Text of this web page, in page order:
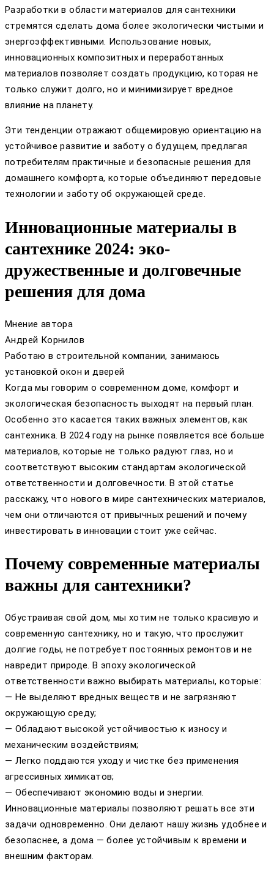
Разработки в области материалов для сантехники
стремятся сделать дома более экологически чистыми и
энергоэффективными. Использование новых,
инновационных композитных и переработанных
материалов позволяет создать продукцию, которая не
только служит долго, но и минимизирует вредное
влияние на планету.
Эти тенденции отражают общемировую ориентацию на
устойчивое развитие и заботу о будущем, предлагая
потребителям практичные и безопасные решения для
домашнего комфорта, которые объединяют передовые
технологии и заботу об окружающей среде.
Инновационные материалы в
сантехнике 2024: эко-
дружественные и долговечные
решения для дома
Мнение автора
Андрей Корнилов
Работаю в строительной компании, занимаюсь
установкой окон и дверей
Когда мы говорим о современном доме, комфорт и
экологическая безопасность выходят на первый план.
Особенно это касается таких важных элементов, как
сантехника. В 2024 году на рынке появляется всё больше
материалов, которые не только радуют глаз, но и
соответствуют высоким стандартам экологической
ответственности и долговечности. В этой статье
расскажу, что нового в мире сантехнических материалов,
чем они отличаются от привычных решений и почему
инвестировать в инновации стоит уже сейчас.
Почему современные материалы
важны для сантехники?
Обустраивая свой дом, мы хотим не только красивую и
современную сантехнику, но и такую, что прослужит
долгие годы, не потребует постоянных ремонтов и не
навредит природе. В эпоху экологической
ответственности важно выбирать материалы, которые:
— Не выделяют вредных веществ и не загрязняют
окружающую среду;
— Обладают высокой устойчивостью к износу и
механическим воздействиям;
— Легко поддаются уходу и чистке без применения
агрессивных химикатов;
— Обеспечивают экономию воды и энергии.
Инновационные материалы позволяют решать все эти
задачи одновременно. Они делают нашу жизнь удобнее и
безопаснее, а дома — более устойчивым к времени и
внешним факторам.